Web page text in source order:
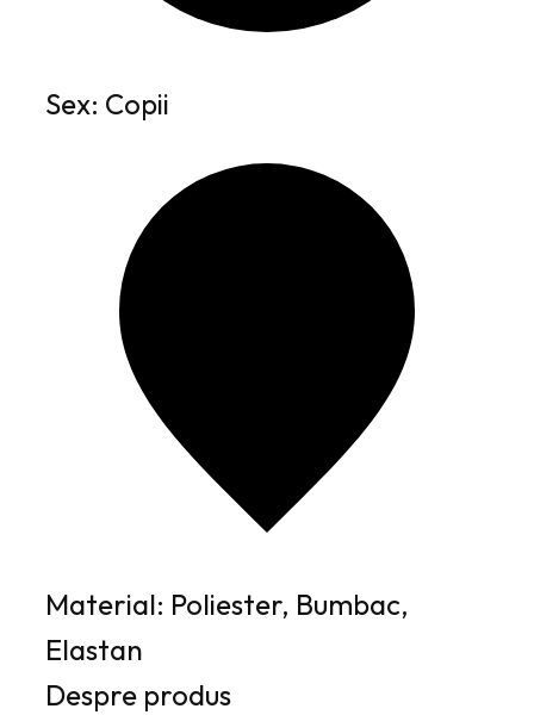
Sex: Copii
Material: Poliester, Bumbac,
Elastan
Despre produs